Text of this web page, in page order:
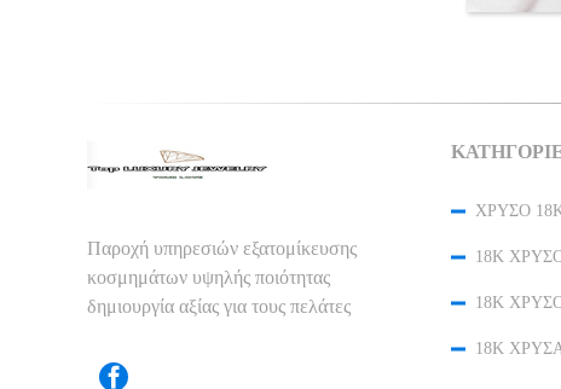
Παροχή υπηρεσιών εξατομίκευσης
κοσμημάτων υψηλής ποιότητας
δημιουργία αξίας για τους πελάτες